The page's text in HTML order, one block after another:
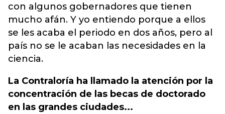
con algunos gobernadores que tienen
mucho afán. Y yo entiendo porque a ellos
se les acaba el periodo en dos años, pero al
país no se le acaban las necesidades en la
ciencia.
La Contraloría ha llamado la atención por la
concentración de las becas de doctorado
en las grandes ciudades...